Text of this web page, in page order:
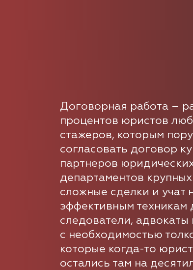
Договорная работа –
процентов юристов
стажеров, которым
согласовать договор
партнеров
департаментов
сложные сделки и учат
эффективным техникам
следователи,
с необходимостью
которые когда-то
остались там на